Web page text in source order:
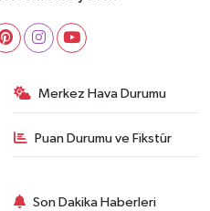
Merkez Hava Durumu
Puan Durumu ve Fikstür
Son Dakika Haberleri